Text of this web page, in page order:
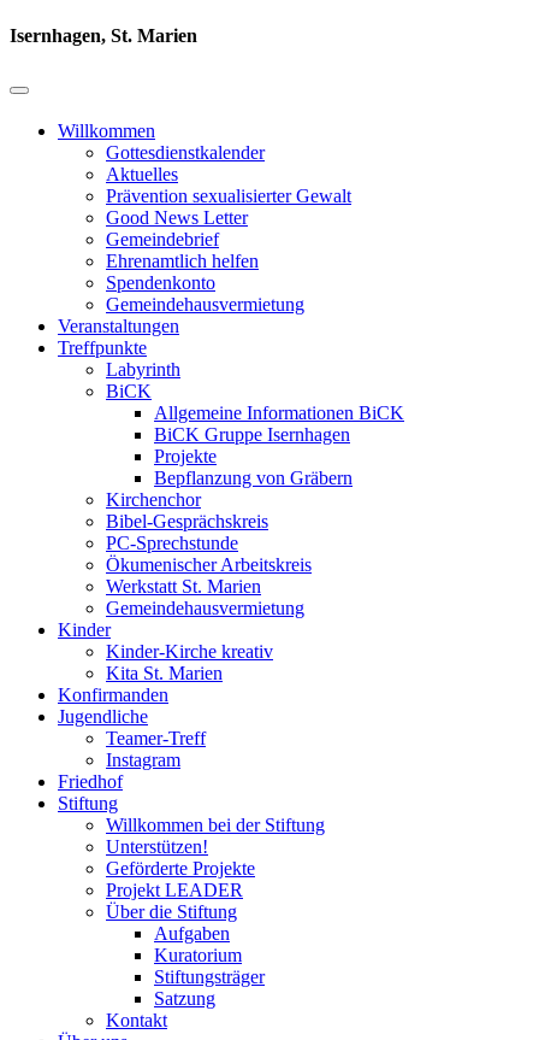
Isernhagen, St. Marien
Willkommen
Gottesdienstkalender
Aktuelles
Prävention sexualisierter Gewalt
Good News Letter
Gemeindebrief
Ehrenamtlich helfen
Spendenkonto
Gemeindehausvermietung
Veranstaltungen
Treffpunkte
Labyrinth
BiCK
Allgemeine Informationen BiCK
BiCK Gruppe Isernhagen
Projekte
Bepflanzung von Gräbern
Kirchenchor
Bibel-Gesprächskreis
PC-Sprechstunde
Ökumenischer Arbeitskreis
Werkstatt St. Marien
Gemeindehausvermietung
Kinder
Kinder-Kirche kreativ
Kita St. Marien
Konfirmanden
Jugendliche
Teamer-Treff
Instagram
Friedhof
Stiftung
Willkommen bei der Stiftung
Unterstützen!
Geförderte Projekte
Projekt LEADER
Über die Stiftung
Aufgaben
Kuratorium
Stiftungsträger
Satzung
Kontakt